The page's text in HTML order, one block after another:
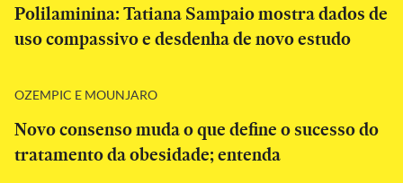
Polilaminina: Tatiana Sampaio mostra dados de
uso compassivo e desdenha de novo estudo
OZEMPIC E MOUNJARO
Novo consenso muda o que define o sucesso do
tratamento da obesidade; entenda